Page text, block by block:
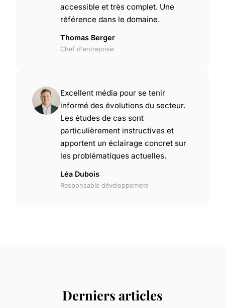
accessible et très complet. Une
référence dans le domaine.
Thomas Berger
Chef d'entreprise
Excellent média pour se tenir
informé des évolutions du secteur.
Les études de cas sont
particulièrement instructives et
apportent un éclairage concret sur
les problématiques actuelles.
Léa Dubois
Responsable développement
Derniers articles